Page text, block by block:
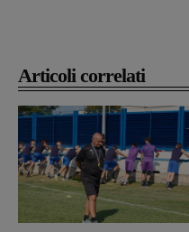
Articoli correlati